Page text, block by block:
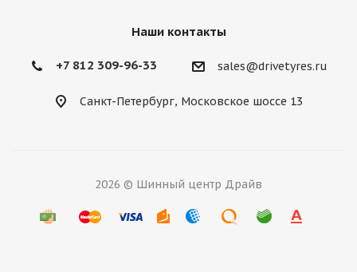
Наши контакты
+7 812 309-96-33 sales@drivetyres.ru
Санкт-Петербург, Московское шоссе 13
2026 © Шинный центр Драйв